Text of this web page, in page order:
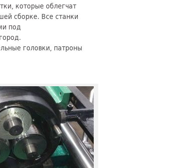
которые облегчат
сборке. Все станки
под
головки, патроны